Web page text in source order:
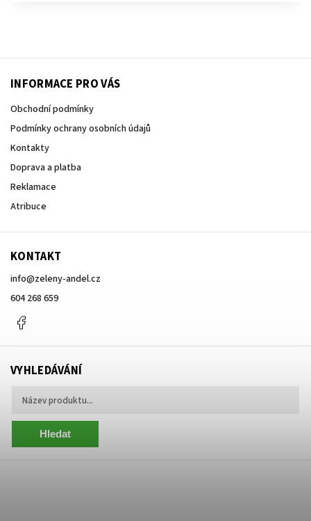
INFORMACE PRO VÁS
Obchodní podmínky
Podmínky ochrany osobních údajů
Kontakty
Doprava a platba
Reklamace
Atribuce
KONTAKT
info@zeleny-andel.cz
604 268 659
VYHLEDÁVÁNÍ
Hledat